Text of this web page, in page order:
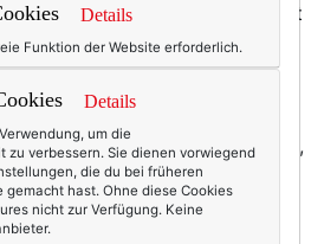
Kleid, das bei mir seit
hängt? Oder zu dem
taillierten schwarzen Top,
nein, ich brauche das nicht,
ichsolldas auch nicht. Auch
auch noch so verführerisch
Details
Funktion der Website erforderlich.
Details
um die
zu verbessern. Sie dienen vorwiegend
die du bei früheren
gemacht hast. Ohne diese Cookies
nicht zur Verfügung. Keine